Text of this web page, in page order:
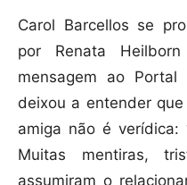
Carol Barcellos se
por Renata
mensagem ao Portal
deixou a entender
amiga não é
Muitas mentiras,
assumiram o